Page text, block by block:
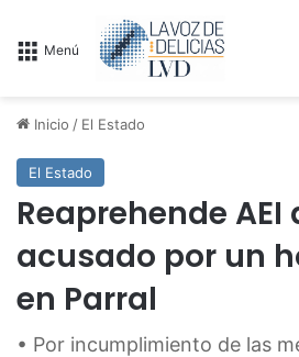
Menú
Inicio / El Estado
El Estado
Reaprehende AEI
acusado por un
en Parral
• Por incumplimiento de las